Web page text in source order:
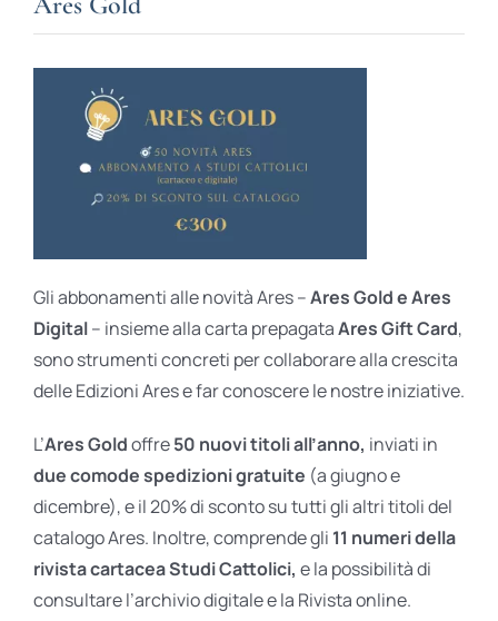
Gli abbonamenti alle novità Ares –Ares Gold e Ares
Digital– insieme alla carta prepagataAres Gift Card,
sono strumenti concreti per collaborare alla crescita
delle Edizioni Ares e far conoscere le nostre iniziative.
L’Ares Goldoffre50 nuovi titoli all’anno, inviati in
due comode spedizioni gratuite (a giugno e
dicembre), e il 20% di sconto su tutti gli altri titoli del
catalogo Ares. Inoltre, comprende gli 11 numeri della
rivista cartacea Studi Cattolici, e la possibilità di
consultare l’archivio digitale e la Rivista online.